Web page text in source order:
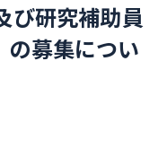
び研究補助員
募集につい